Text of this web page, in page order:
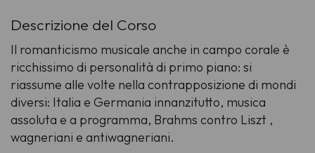
Descrizione del Corso
Il romanticismo musicale anche in campo corale è
ricchissimo di personalità di primo piano: si
riassume alle volte nella contrapposizione di mondi
diversi: Italia e Germania innanzitutto, musica
assoluta e a programma, Brahms contro Liszt ,
wagneriani e antiwagneriani.